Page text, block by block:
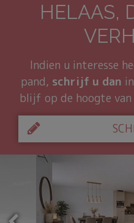
HELAAS,
Indien u interesse
pand, schrijf u dan
blijf op de hoogte van